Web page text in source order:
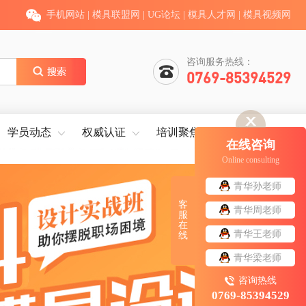
手机网站 模具联盟网 UG论坛 模具人才网 模具视频网
咨询服务热线：
0769-85394529
学员动态 权威认证 培训聚焦
在线咨询
Online consulting
青华孙老师
青华周老师
青华王老师
青华梁老师
咨询热线
0769-85394529
客
服
在
线